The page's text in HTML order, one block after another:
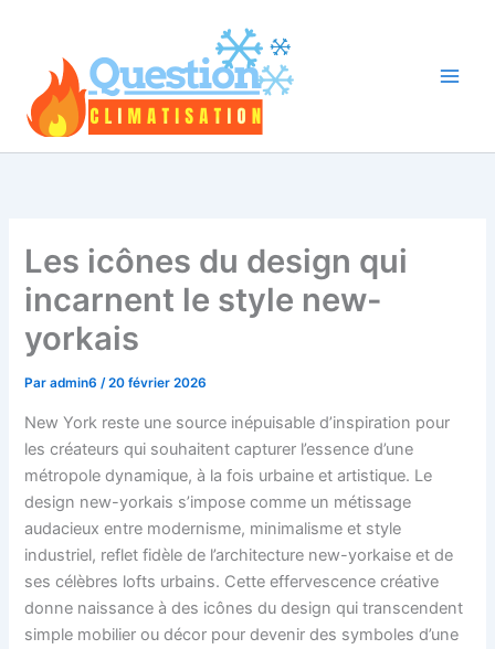
Les icônes du design qui
incarnent le style new-
yorkais
Paradmin6/20 février 2026
New York reste une source inépuisable d’inspiration pour
les créateurs qui souhaitent capturer l’essence d’une
métropole dynamique, à la fois urbaine et artistique. Le
design new-yorkais s’impose comme un métissage
audacieux entre modernisme, minimalisme et style
industriel, reflet fidèle de l’architecture new-yorkaise et de
ses célèbres lofts urbains. Cette effervescence créative
donne naissance à des icônes du design qui transcendent
simple mobilier ou décor pour devenir des symboles d’une